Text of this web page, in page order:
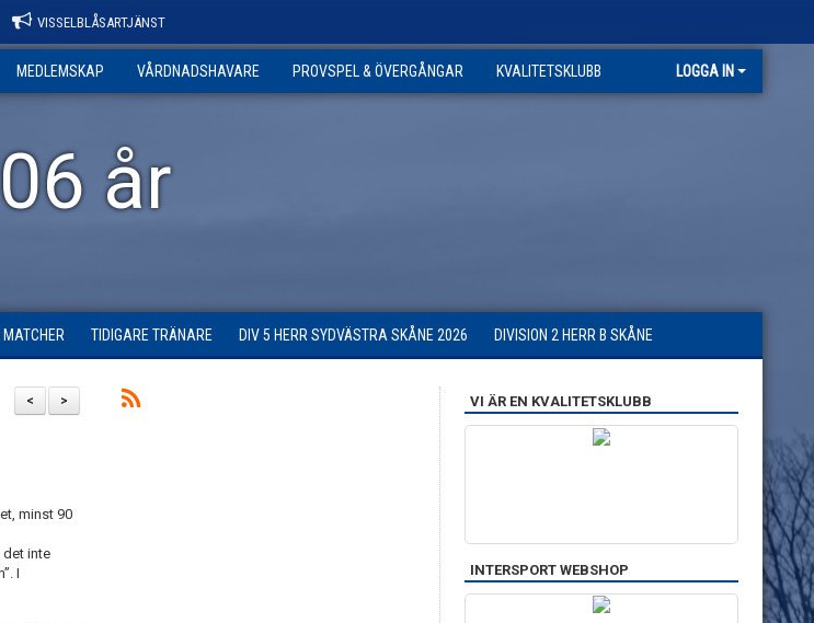
VISSELBLÅSARTJÄNST
MEDLEMSKAP VÅRDNADSHAVARE PROVSPEL & ÖVERGÅNGAR KVALITETSKLUBB LOGGA IN
år
MATCHER TIDIGARE TRÄNARE DIV 5 HERR SYDVÄSTRA SKÅNE 2026 DIVISION 2 HERR B SKÅNE
>
<
minst 90
det inte
I
VI ÄR EN KVALITETSKLUBB
INTERSPORT WEBSHOP